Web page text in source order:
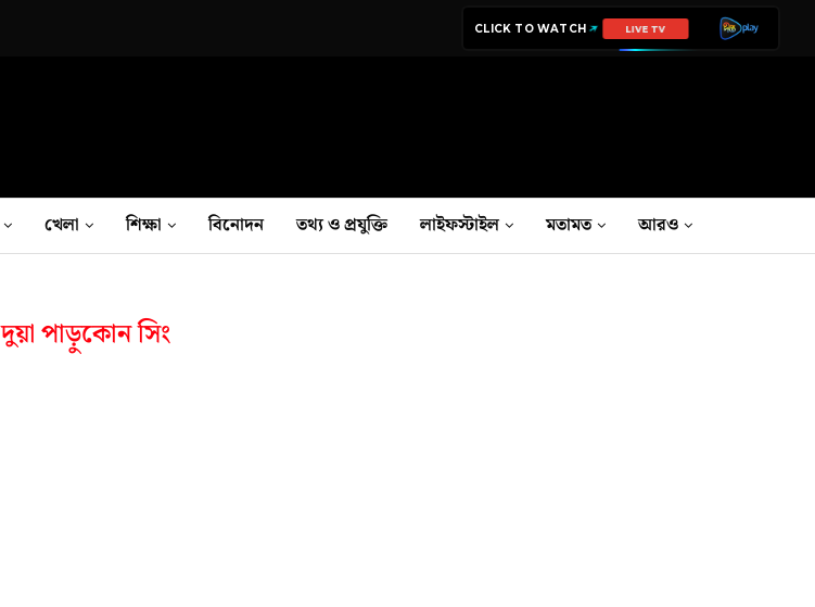
CLICK TO WATCH LIVE TV
খেলা শিক্ষা বিনোদন তথ‍্য ও প্রযুক্তি লাইফস্টাইল মতামত আরও
দুয়া পাড়ুকোন সিং